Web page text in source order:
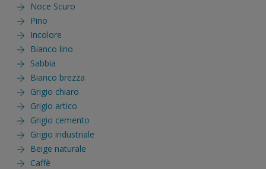
Noce Scuro
Pino
Incolore
Bianco lino
Sabbia
Bianco brezza
Grigio chiaro
Grigio artico
Grigio cemento
Grigio industriale
Beige naturale
Caffè